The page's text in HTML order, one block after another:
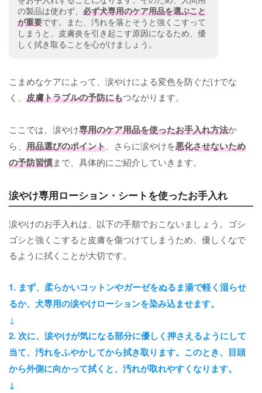
の製品は使わず、 必ず犬専用のケア用品を選ぶこと
が重要です。また、汚れを落とそうと強くこすって
しまうと、皮膚炎を引き起こす原因になるため、優
しく拭き取ることを心がけましょう。
こまめなケアによって、涙やけによる変色を防ぐだけでな
く、 皮膚トラブルの予防にもつながります。
ここでは、涙やけ専用のケア用品を使ったお手入れ方法か
ら、 用品選びのポイント 、さらに涙やけを悪化させないため
の予防習慣まで、具体的にご紹介していきます。
涙やけ専用ローション・シートを使ったお手入れ
涙やけのお手入れは、以下の手順でおこないましょう。ゴシ
ゴシと強くこすると皮膚を傷つけてしまうため、優しくなで
るように拭くことが大切です。
1. まず、柔らかいコットンやガーゼをぬるま湯で軽く湿らせ
るか、犬専用の涙やけローションを染み込ませます。
↓
2. 次に、涙やけが気になる部分に優しく押さえるようにして
当て、汚れをふやかしてから拭き取ります。このとき、目頭
から外側に向かって拭くと、汚れが取れやすくなります。
↓